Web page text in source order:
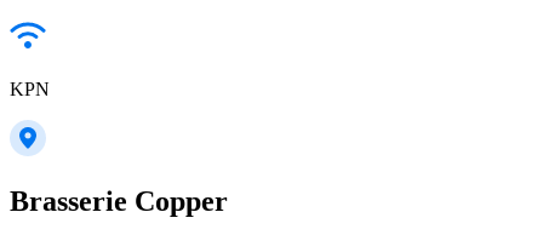
KPN
Brasserie Copper